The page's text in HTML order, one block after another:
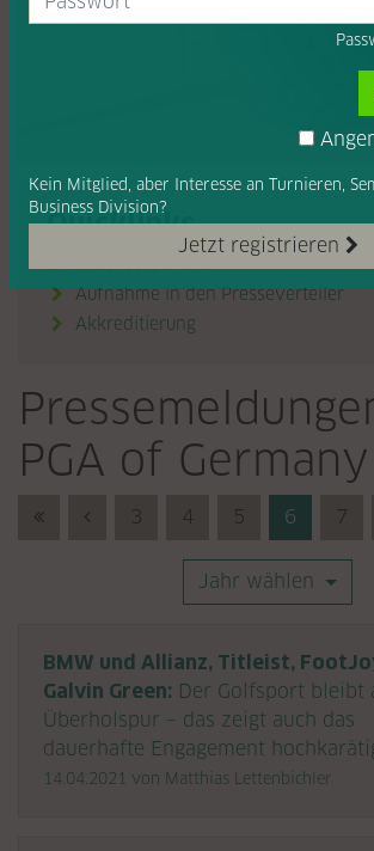
Quicklinks
Aufnahme in den Presseverteiler
 Akkreditierung
PGA of Germany
First (Anfang)
Previous (Zurück)
3 4 5 6 7
Jahr wählen
BMW und Allianz, Titleist,
Galvin Green: Der Golfsport bleibt
Überholspur – das zeigt auch das
dauerhafte Engagement
14.04.2021 von Matthias Lettenbichler
Jetzt registrieren
Kein Mitglied, aber Interesse an Turnieren,
Business Division?